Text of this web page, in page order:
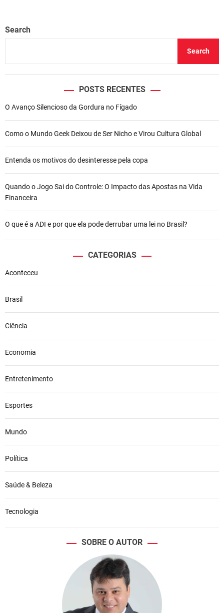
Search
Search
POSTS RECENTES
O Avanço Silencioso da Gordura no Fígado
Como o Mundo Geek Deixou de Ser Nicho e Virou Cultura Global
Entenda os motivos do desinteresse pela copa
Quando o Jogo Sai do Controle: O Impacto das Apostas na Vida
Financeira
O que é a ADI e por que ela pode derrubar uma lei no Brasil?
CATEGORIAS
Aconteceu
Brasil
Ciência
Economia
Entretenimento
Esportes
Mundo
Política
Saúde & Beleza
Tecnologia
SOBRE O AUTOR